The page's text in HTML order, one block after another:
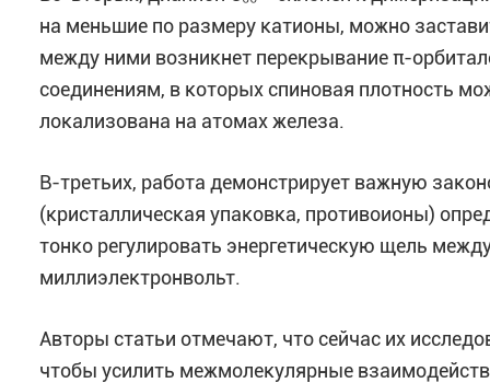
на меньшие по размеру катионы, можно
между ними возникнет перекрывание π-
соединениям, в которых спиновая плотность
локализована на атомах железа.
В-третьих, работа демонстрирует важную
(кристаллическая упаковка, противоионы)
тонко регулировать энергетическую щель
миллиэлектронвольт.
Авторы статьи отмечают, что сейчас их
чтобы усилить межмолекулярные